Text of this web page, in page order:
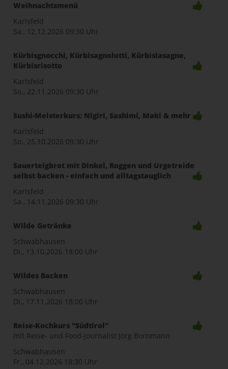
Weihnachtsmenü
Karlsfeld
Sa., 12.12.2026 09:30 Uhr
Kürbisgnocchi, Kürbisagnolotti, Kürbislasagne,
Kürbisrisotto
Karlsfeld
So., 22.11.2026 09:30 Uhr
Sushi-Meisterkurs: Nigiri, Sashimi, Maki & mehr
Karlsfeld
So., 25.10.2026 09:30 Uhr
Sauerteigbrot mit Dinkel, Roggen und Urgetreide
selbst backen - einfach und alltagstauglich
Karlsfeld
Sa., 14.11.2026 09:30 Uhr
Wilde Getränke
Schwabhausen
Di., 13.10.2026 18:00 Uhr
Wildes Backen
Schwabhausen
Di., 17.11.2026 18:00 Uhr
Reise-Kochkurs "Südtirol"
mit Reise- und Food-Journalist Jörg Bornmann
Schwabhausen
Fr., 04.12.2026 18:30 Uhr